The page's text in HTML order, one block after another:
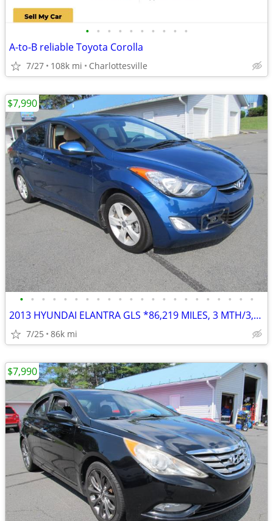
• • • • • • • • • •
A-to-B reliable Toyota Corolla
7/27 108k mi Charlottesville
• • • • • • • • • • • • • • • • • • • • • •
2013 HYUNDAI ELANTRA GLS *86,219 MILES, 3 MTH/3,000 ML POWERTRAIN WTY
7/25 86k mi
$7,990
$7,990